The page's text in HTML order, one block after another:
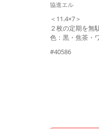
協進エル
＜11.4×7＞
２枚の定期を無
色：黒・焦茶・
#40586